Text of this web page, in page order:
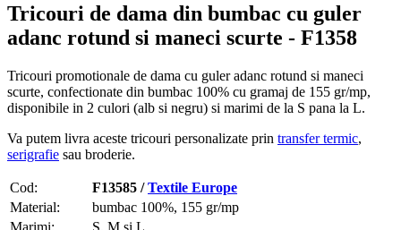
Tricouri de dama din bumbac cu guler
adanc rotund si maneci scurte - F1358
Tricouri promotionale de dama cu guler adanc rotund si maneci
scurte, confectionate din bumbac 100% cu gramaj de 155 gr/mp,
disponibile in 2 culori (alb si negru) si marimi de la S pana la L.
Va putem livra aceste tricouri personalizate prin transfer termic,
serigrafie sau broderie.
Cod: F13585 /Textile Europe
Material:
bumbac 100%, 155 gr/mp
Marimi:
S, M si L